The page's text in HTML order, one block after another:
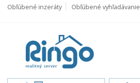
Obľúbené inzeráty Obľúbené vyhľadávanie